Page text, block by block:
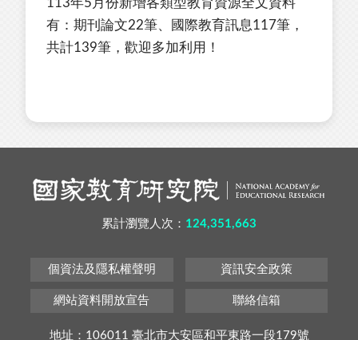
有：期刊論文22筆、國際教育訊息117筆，
共計139筆，歡迎多加利用！
累計瀏覽人次： 124,351,663
個資法及隱私權聲明 資訊安全政策
網站資料開放宣告 聯絡信箱
地址：106011 臺北市大安區和平東路一段179號